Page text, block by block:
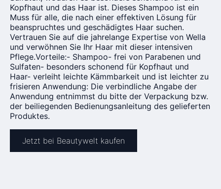
Kopfhaut und das Haar ist. Dieses Shampoo ist ein
Muss für alle, die nach einer effektiven Lösung für
beanspruchtes und geschädigtes Haar suchen.
Vertrauen Sie auf die jahrelange Expertise von Wella
und verwöhnen Sie Ihr Haar mit dieser intensiven
Pflege.Vorteile:- Shampoo- frei von Parabenen und
Sulfaten- besonders schonend für Kopfhaut und
Haar- verleiht leichte Kämmbarkeit und ist leichter zu
frisieren Anwendung: Die verbindliche Angabe der
Anwendung entnimmst du bitte der Verpackung bzw.
der beiliegenden Bedienungsanleitung des gelieferten
Produktes.
Jetzt bei Beautywelt kaufen